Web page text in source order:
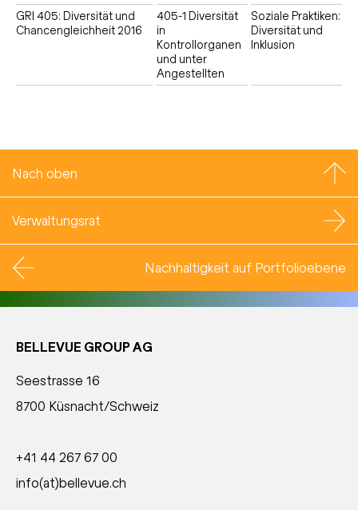
GRI 405: Diversität und
Chancengleichheit 2016
405-1 Diversität
in
Kontrollorganen
und unter
Angestellten
Soziale Praktiken:
Diversität und
Inklusion
Nach oben
Verwaltungsrat
Nachhaltigkeit auf Portfolioebene
BELLEVUE GROUP AG
Seestrasse 16
8700 Küsnacht/Schweiz
+41 44 267 67 00
info(at)bellevue.ch